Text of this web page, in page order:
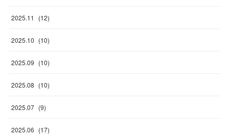
2025.11 (12)
2025.10 (10)
2025.09 (10)
2025.08 (10)
2025.07 (9)
2025.06 (17)